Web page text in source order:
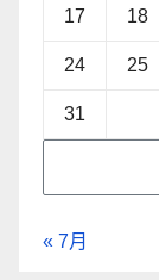
17 18
24 25
31
« 7月